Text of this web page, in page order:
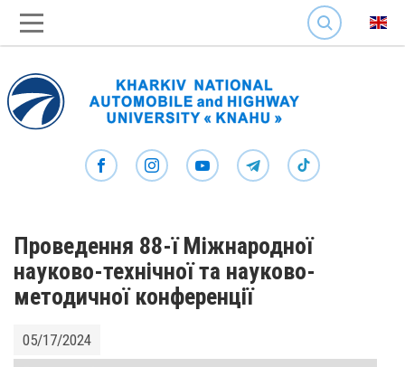
SEARCH
Проведення 88-ї Міжнародної
науково-технічної та науково-
методичної конференції
05/17/2024